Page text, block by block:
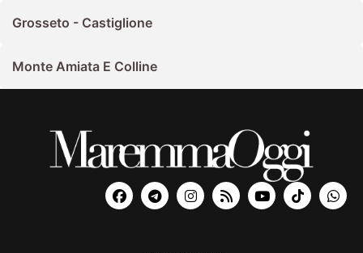
Grosseto - Castiglione
Monte Amiata E Colline